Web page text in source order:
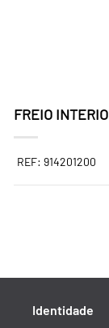
FREIO
REF: 914201200
Identidade